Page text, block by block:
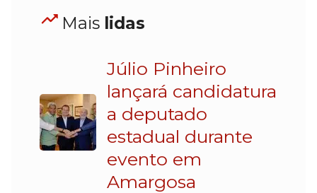
Mais lidas
Júlio Pinheiro
lançará candidatura
a deputado
estadual durante
evento em
Amargosa